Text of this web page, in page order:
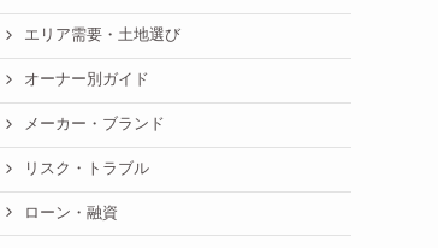
エリア需要・土地選び
オーナー別ガイド
メーカー・ブランド
リスク・トラブル
ローン・融資